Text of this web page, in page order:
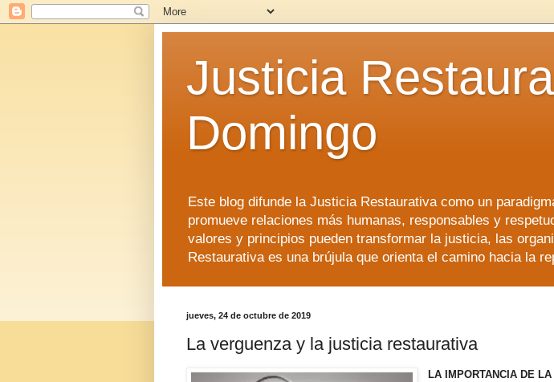
Justicia
Domingo
Este blog difunde la Justicia Restaurativa como un
promueve relaciones más humanas, responsables y
valores y principios pueden transformar la justicia, las
Restaurativa es una brújula que orienta el camino hacia la
jueves, 24 de octubre de 2019
La verguenza y la justicia restaurativa
LA IMPORTANCIA DE